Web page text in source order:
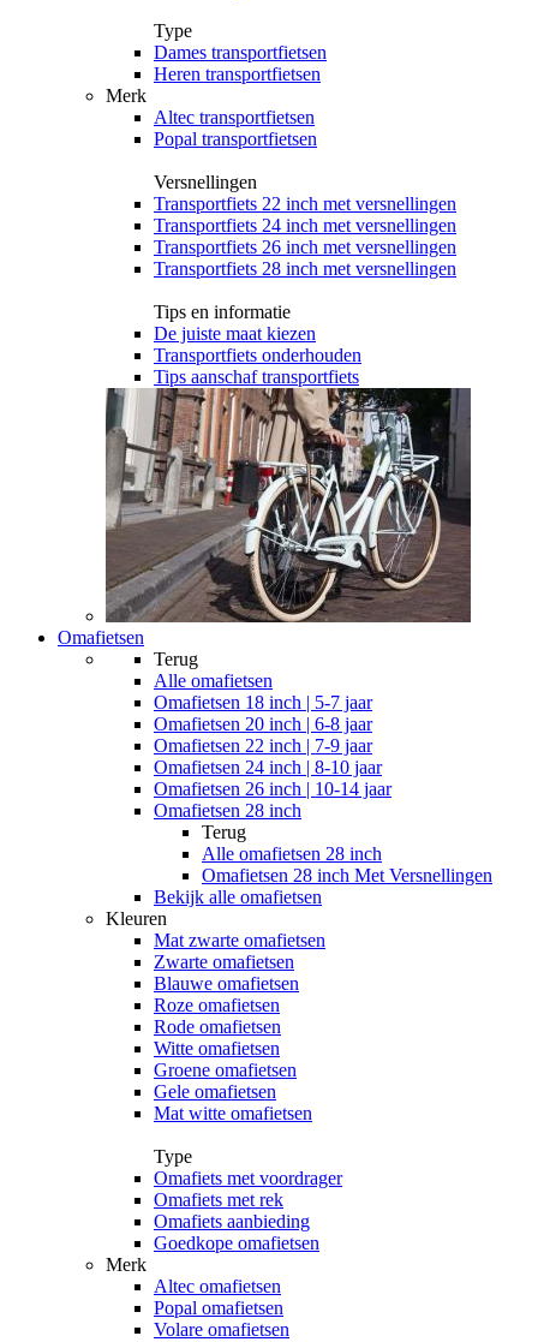
Type
Dames transportfietsen
Heren transportfietsen
Merk
Altec transportfietsen
Popal transportfietsen
Versnellingen
Transportfiets 22 inch met versnellingen
Transportfiets 24 inch met versnellingen
Transportfiets 26 inch met versnellingen
Transportfiets 28 inch met versnellingen
Tips en informatie
De juiste maat kiezen
Transportfiets onderhouden
Tips aanschaf transportfiets
Omafietsen
Terug
Alle omafietsen
Omafietsen 18 inch | 5-7 jaar
Omafietsen 20 inch | 6-8 jaar
Omafietsen 22 inch | 7-9 jaar
Omafietsen 24 inch | 8-10 jaar
Omafietsen 26 inch | 10-14 jaar
Omafietsen 28 inch
Terug
Alle omafietsen 28 inch
Omafietsen 28 inch Met Versnellingen
Bekijk alle omafietsen
Kleuren
Mat zwarte omafietsen
Zwarte omafietsen
Blauwe omafietsen
Roze omafietsen
Rode omafietsen
Witte omafietsen
Groene omafietsen
Gele omafietsen
Mat witte omafietsen
Type
Omafiets met voordrager
Omafiets met rek
Omafiets aanbieding
Goedkope omafietsen
Merk
Altec omafietsen
Popal omafietsen
Volare omafietsen